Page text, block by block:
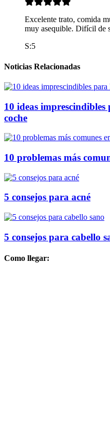
Excelente trato, comida
muy asequible. Difícil de
S:5
Noticias Relacionadas
10 ideas
coche
10 problemas más
5 consejos para acné
5 consejos para cabello
Como llegar: